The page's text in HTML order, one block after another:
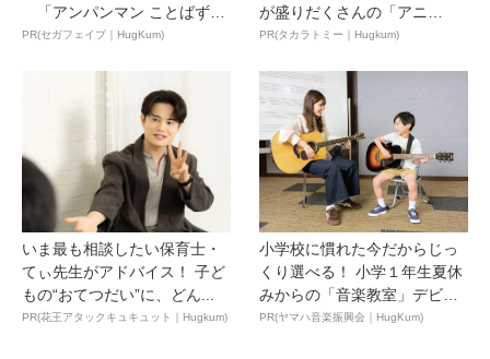
「アンパンマン ことばずか
ん...
PR(セガフェイブ｜HugKum)
が盛りだくさんの「アニ
ア ...
PR(タカラトミー｜Hugkum)
いま最も相談したい保育士・
てぃ先生がアドバイス！ 子ど
もの“おてつだい”に、どん...
PR(花王アタックキュキュット｜Hugkum)
小学校に慣れた今だからじっ
くり選べる！ 小学１年生夏休
みからの「音楽教室」デビ
ュ...
PR(ヤマハ音楽振興会｜HugKum)